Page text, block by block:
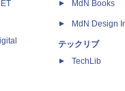
MdN Books
MdN Design
テックリブ
TechLib